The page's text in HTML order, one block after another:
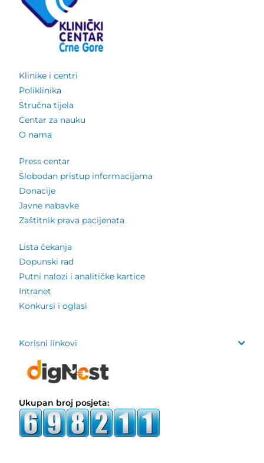
Klinike i centri
Poliklinika
Stručna tijela
Centar za nauku
O nama
Press centar
Slobodan pristup informacijama
Donacije
Javne nabavke
Zaštitnik prava pacijenata
Lista čekanja
Dopunski rad
Putni nalozi i analitičke kartice
Intranet
Konkursi i oglasi
Korisni linkovi
Ukupan broj posjeta: